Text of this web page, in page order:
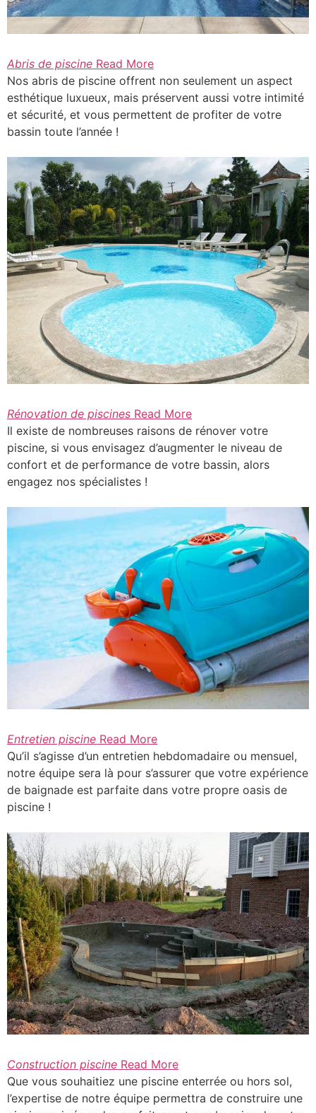
Abris de piscine Read More
Nos abris de piscine offrent non seulement un aspect
esthétique luxueux, mais préservent aussi votre intimité
et sécurité, et vous permettent de profiter de votre
bassin toute l’année !
Rénovation de piscines Read More
Il existe de nombreuses raisons de rénover votre
piscine, si vous envisagez d’augmenter le niveau de
confort et de performance de votre bassin, alors
engagez nos spécialistes !
Entretien piscine Read More
Qu’il s’agisse d’un entretien hebdomadaire ou mensuel,
notre équipe sera là pour s’assurer que votre expérience
de baignade est parfaite dans votre propre oasis de
piscine !
Construction piscine Read More
Que vous souhaitiez une piscine enterrée ou hors sol,
l’expertise de notre équipe permettra de construire une